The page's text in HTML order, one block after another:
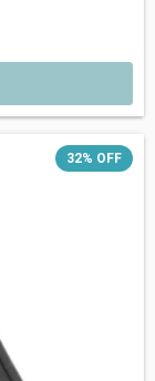
32% OFF